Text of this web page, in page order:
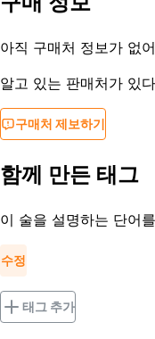
등록일
아직 구매처 정보가 없
알고 있는 판매처가 있
구매처 제보하기
함께 만든 태그
이 술을 설명하는 단어
수정
태그 추가